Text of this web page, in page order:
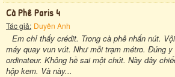
Cà Phê Paris 4
Tác giả: Duyên Anh
Em chỉ thấy crédit. Trong cà phê nhấn nút.
máy quay vun vút. Như mỗi trạm métro. Đúng
ordinateur. Không hề sai một chút. Này đây
hộp kem. Và này...